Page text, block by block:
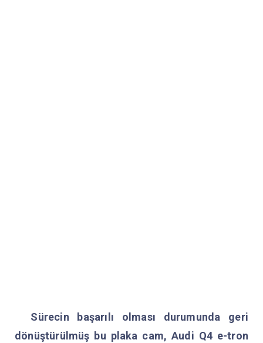
Sürecin başarılı olması durumunda geri
dönüştürülmüş bu plaka cam, Audi Q4 e-tron